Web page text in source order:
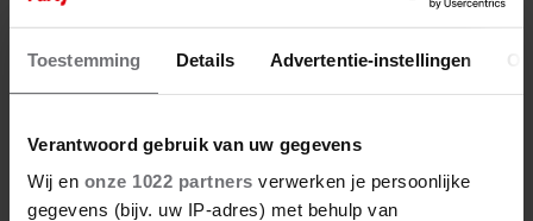
Toestemming Details Advertentie-instellingen
Verantwoord gebruik van uw gegevens
Wij en onze 1022 partners verwerken je persoonlijke
gegevens (bijv. uw IP-adres) met behulp van